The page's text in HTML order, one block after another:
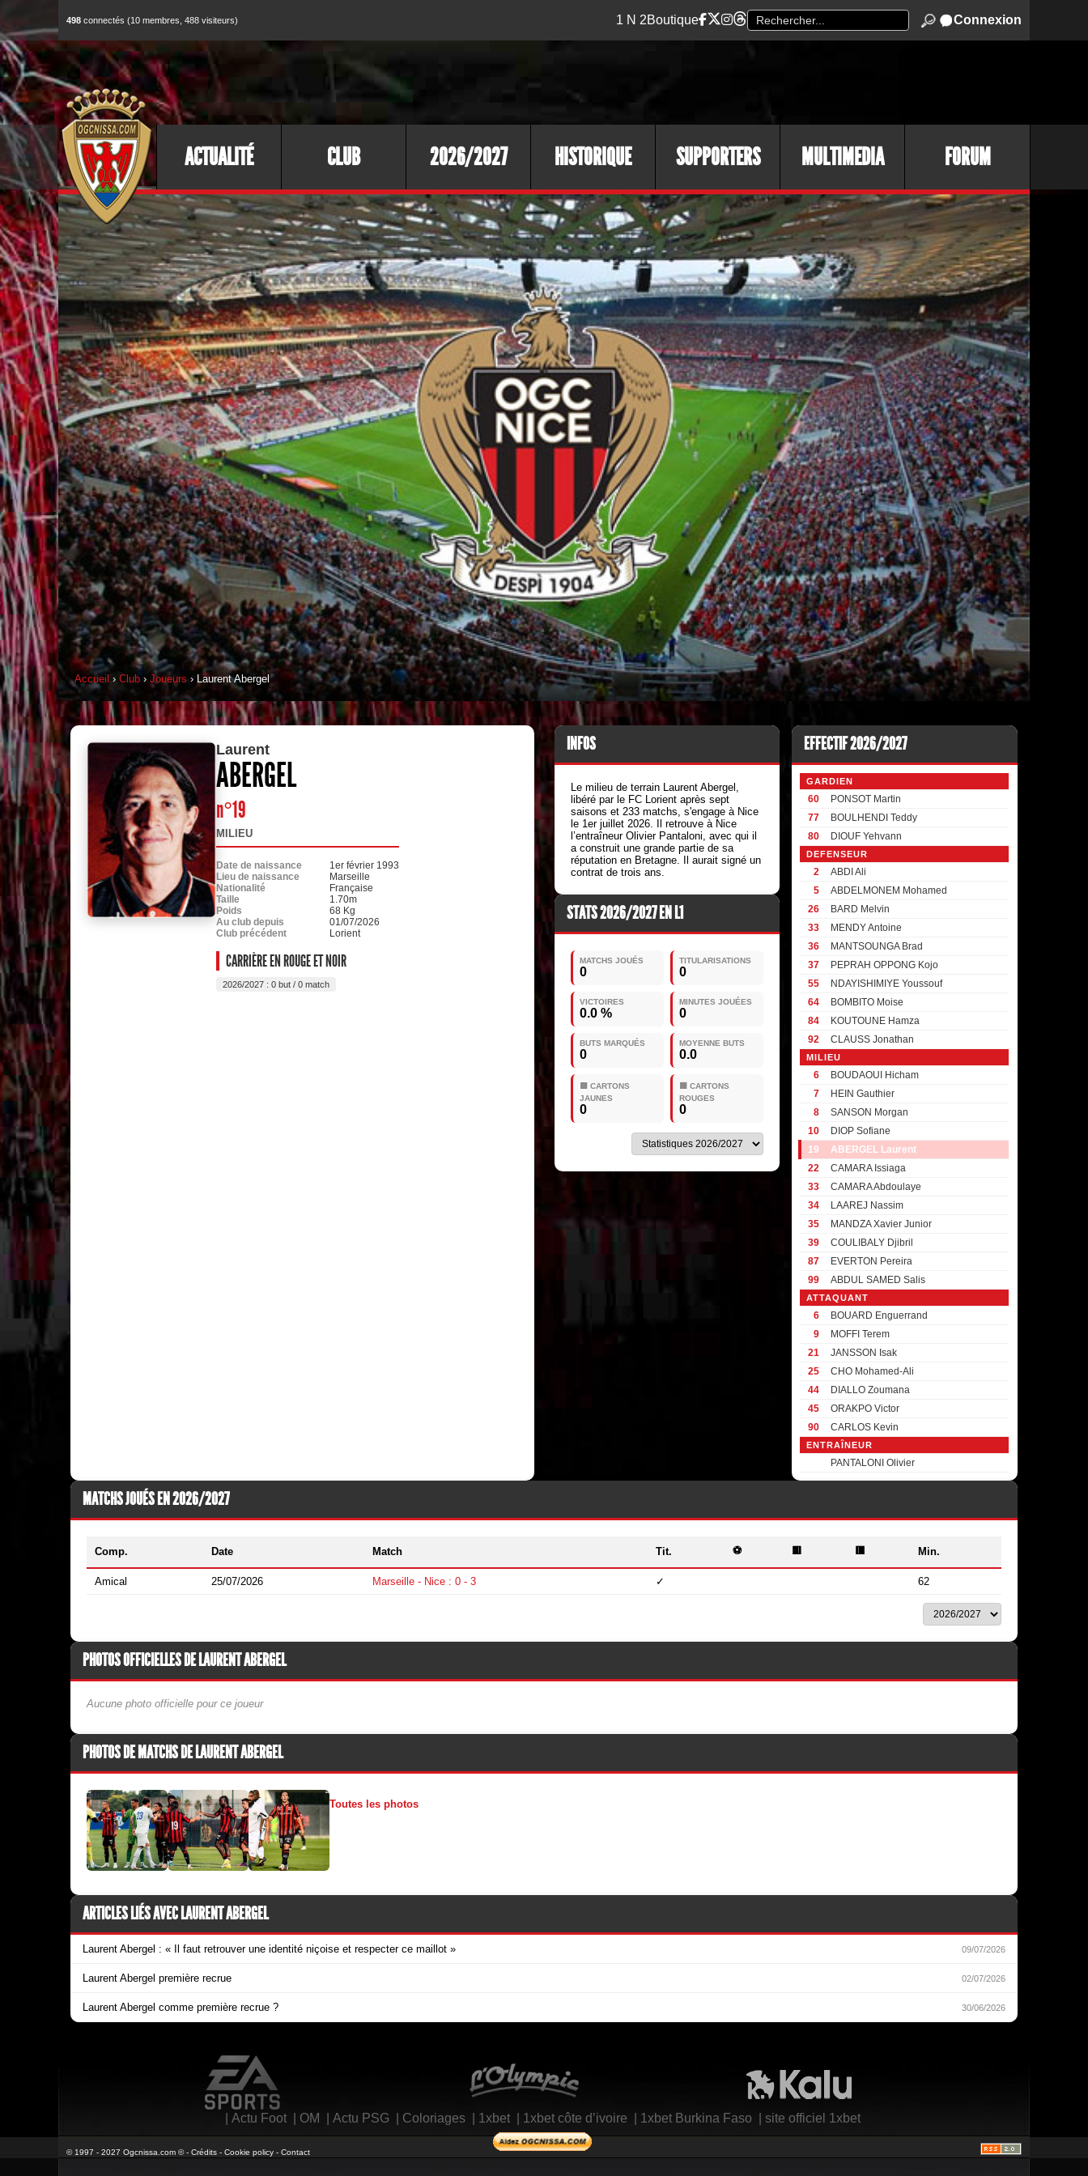
498 connectés (10 membres, 488 visiteurs) 1 N 2Boutique Connexion
ACTUALITÉ CLUB 2026/2027 HISTORIQUE SUPPORTERS MULTIMEDIA FORUM
Accueil › Club › Joueurs › Laurent Abergel
Laurent
ABERGEL
n°19
MILIEU
Date de naissance
1er février 1993
Lieu de naissance
Marseille
Nationalité
Française
Taille
1.70m
Poids
68 Kg
Au club depuis
01/07/2026
Club précédent
Lorient
CARRIÈRE EN ROUGE ET NOIR
2026/2027 : 0 but / 0 match
INFOS
Le milieu de terrain Laurent Abergel,
libéré par le FC Lorient après sept
saisons et 233 matchs, s'engage à Nice
le 1er juillet 2026. Il retrouve à Nice
l’entraîneur Olivier Pantaloni, avec qui il
a construit une grande partie de sa
réputation en Bretagne. Il aurait signé un
contrat de trois ans.
STATS 2026/2027 EN L1
MATCHS JOUÉS
0
TITULARISATIONS
0
VICTOIRES
0.0 %
MINUTES JOUÉES
0
BUTS MARQUÉS
0
MOYENNE BUTS
0.0
🟨 CARTONS
JAUNES
0
🟥 CARTONS
ROUGES
0
EFFECTIF 2026/2027
GARDIEN
60
PONSOT Martin
77
BOULHENDI Teddy
80
DIOUF Yehvann
DEFENSEUR
2
ABDI Ali
5
ABDELMONEM Mohamed
26
BARD Melvin
33
MENDY Antoine
36
MANTSOUNGA Brad
37
PEPRAH OPPONG Kojo
55
NDAYISHIMIYE Youssouf
64
BOMBITO Moise
84
KOUTOUNE Hamza
92
CLAUSS Jonathan
MILIEU
6
BOUDAOUI Hicham
7
HEIN Gauthier
8
SANSON Morgan
10
DIOP Sofiane
19
ABERGEL Laurent
22
CAMARA Issiaga
33
CAMARA Abdoulaye
34
LAAREJ Nassim
35
MANDZA Xavier Junior
39
COULIBALY Djibril
87
EVERTON Pereira
99
ABDUL SAMED Salis
ATTAQUANT
6
BOUARD Enguerrand
9
MOFFI Terem
21
JANSSON Isak
25
CHO Mohamed-Ali
44
DIALLO Zoumana
45
ORAKPO Victor
90
CARLOS Kevin
ENTRAÎNEUR
PANTALONI Olivier
MATCHS JOUÉS EN 2026/2027
Comp. Date Match Tit. ⚽ 🟨 🟥 Min.
Amical 25/07/2026 Marseille - Nice : 0 - 3 ✓ 62
PHOTOS OFFICIELLES DE LAURENT ABERGEL
Aucune photo officielle pour ce joueur
PHOTOS DE MATCHS DE LAURENT ABERGEL
Toutes les photos
ARTICLES LIÉS AVEC LAURENT ABERGEL
Laurent Abergel : « Il faut retrouver une identité niçoise et respecter ce maillot » 09/07/2026
Laurent Abergel première recrue 02/07/2026
Laurent Abergel comme première recrue ? 30/06/2026
Actu Foot| OM Actu PSG| Coloriages| 1xbet| 1xbet côte d’ivoire 1xbet Burkina Faso site officiel 1xbet
© 1997 - 2027 Ogcnissa.com © - Crédits - Cookie policy - Contact